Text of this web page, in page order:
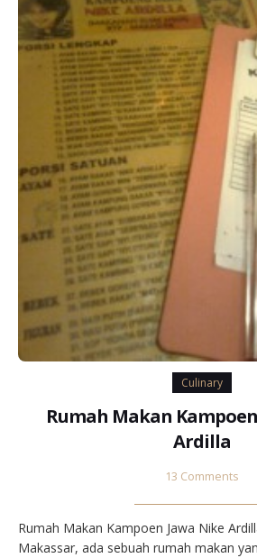
Culinary
Rumah Makan
Ardilla
13 Comments
Rumah Makan Kampoen Jawa Nike
Makassar, ada sebuah rumah makan